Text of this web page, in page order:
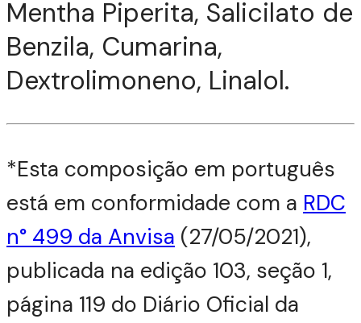
Mentha Piperita, Salicilato de
Benzila, Cumarina,
Dextrolimoneno, Linalol.
*Esta composição em português
está em conformidade com a RDC
n° 499 da Anvisa (27/05/2021),
publicada na edição 103, seção 1,
página 119 do Diário Oficial da